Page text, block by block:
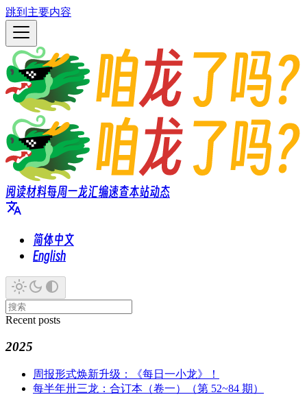
跳到主要内容
阅读材料每周一龙汇编速查本站动态
简体中文
English
Recent posts
2025
周报形式焕新升级：《每日一小龙》！
每半年卅三龙：合订本（卷一）（第 52~84 期）